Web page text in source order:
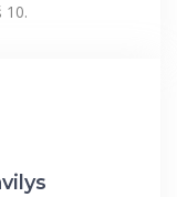
10.